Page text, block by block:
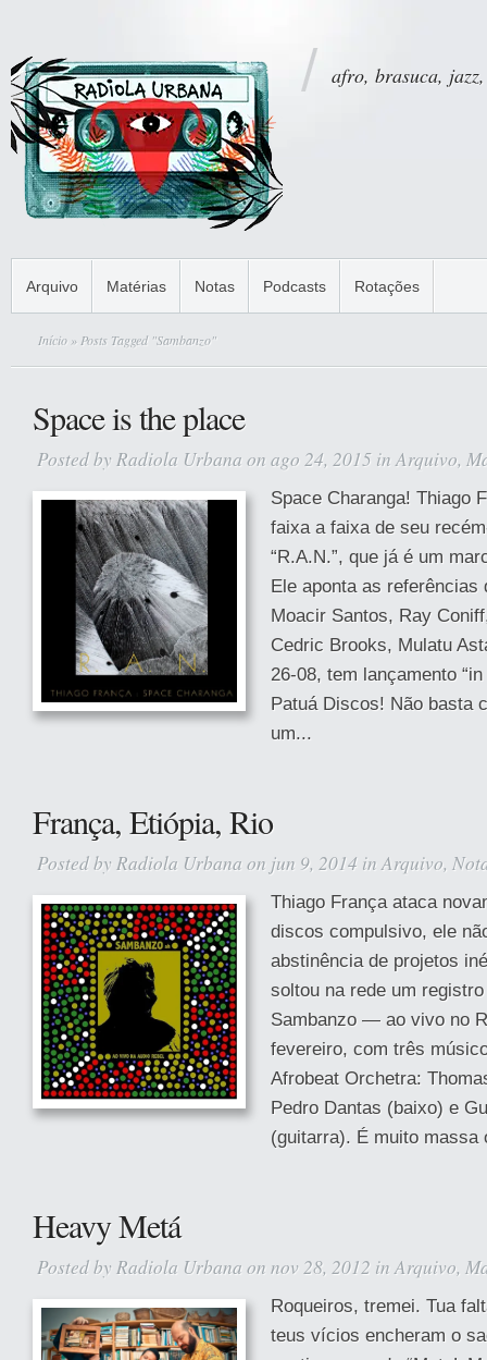
afro, brasuca,
Arquivo Matérias Notas Podcasts Rotações
Início » Posts Tagged "Sambanzo"
Space is the place
Posted by Radiola Urbana on ago 24, 2015 inArquivo,
Space Charanga! Thiago
faixa a faixa de seu
“R.A.N.”, que já é um
Ele aponta as referências
Moacir Santos, Ray
Cedric Brooks, Mulatu
26-08, tem lançamento
Patuá Discos! Não basta
um...
França, Etiópia, Rio
Posted by Radiola Urbana on jun 9, 2014 inArquivo,
Thiago França ataca
discos compulsivo, ele
abstinência de projetos
soltou na rede um
Sambanzo — ao vivo no
fevereiro, com três
Afrobeat Orchetra:
Pedro Dantas (baixo) e
(guitarra). É muito massa
Heavy Metá
Posted by Radiola Urbana on nov 28, 2012 inArquivo,
Roqueiros, tremei. Tua
teus vícios encheram o